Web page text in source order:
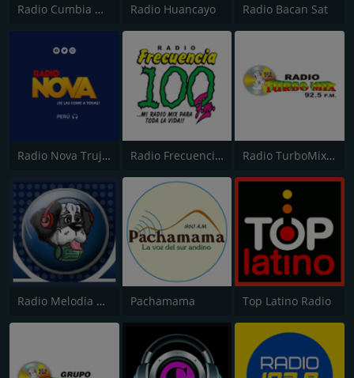
Radio Cumbia Mix Radio Huancayo Radio Bacan Sat
Radio Nova Trujillo 105.1 FM Radio Frecuencia 100 Radio TurboMix FM
Radio Melodia AM Pachamama Top Latino Radio